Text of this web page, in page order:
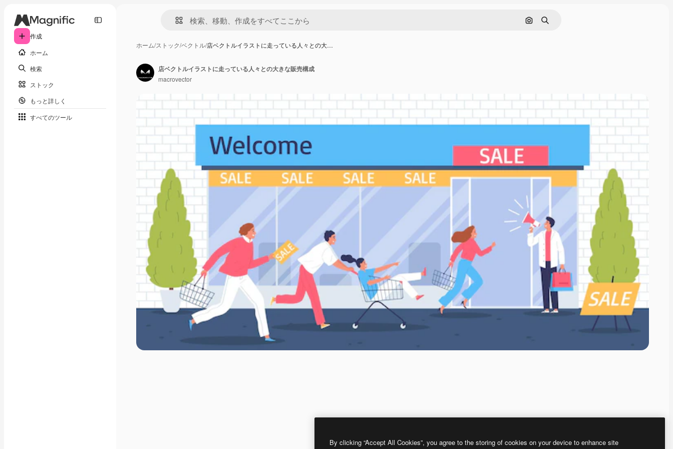
作成
ホーム
検索
ストック
もっと詳しく
すべてのツール
画像で検索
検索
ホーム/ストック/ベクトル/店ベクトルイラストに走っている人々との大…
店ベクトルイラストに走っている人々との大きな販売構成
macrovector
By clicking “Accept All Cookies”, you agree to the storing of cookies on your device to enhance site